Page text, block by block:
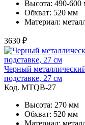
Высота: 490-600
Обхват: 520 мм
Материал:
3630 ₽
Черный
подставке, 27 см
Код. MTQB-27
Высота: 270 мм
Обхват: 520 мм
Материал: